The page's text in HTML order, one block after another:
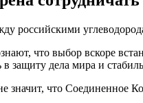
российскими
что выбор вскоре
защиту дела мира и
значит, что Соединенное